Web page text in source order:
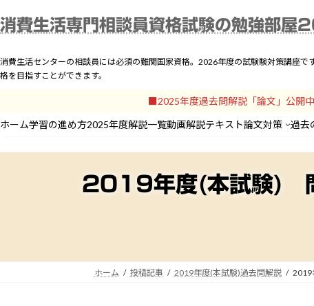
ン
ン
ツ
キ
プ
ビ
ー
シ
に
動
消費生活専門相談員資格試験の勉強部屋
消費生活センターの相談員には必須の難関国家資格。2026年度の試験験対策講座
格を目指すことができます。
■2025年度過去問解説「論文」公開
ホーム学習の進め方2025年度解説一覧動画解説テキスト論文対策 過去
2019年度(本試験)
ホーム 投稿記事 2019年度(本試験)過去問解説 2019